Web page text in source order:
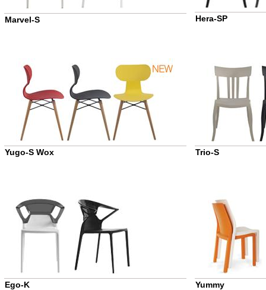
Marvel-S Hera-SP
Yugo-S Wox Trio-S
Ego-K Yummy